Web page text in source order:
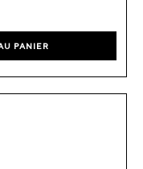
PANIER